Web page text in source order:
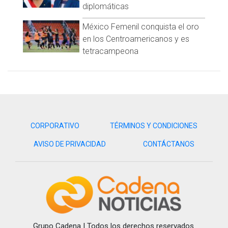
diplomáticas
México Femenil conquista el oro
en los Centroamericanos y es
tetracampeona
CORPORATIVO TÉRMINOS Y CONDICIONES
AVISO DE PRIVACIDAD CONTÁCTANOS
Grupo Cadena | Todos los derechos reservados.